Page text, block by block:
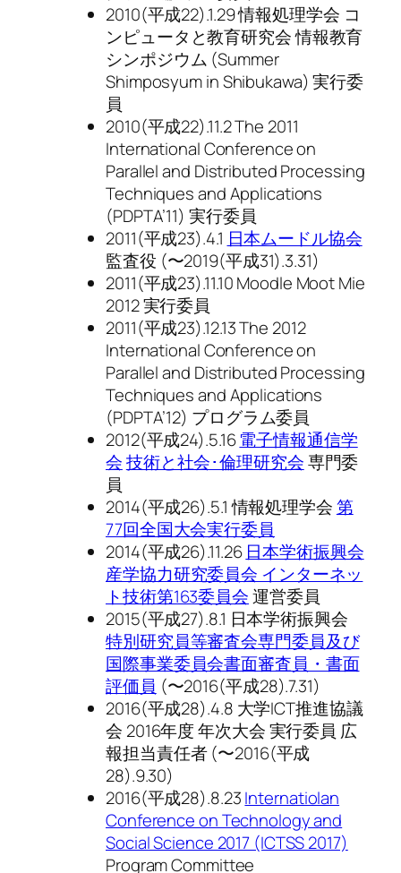
2010(平成22).1.29 情報処理学会 コ
ンピュータと教育研究会 情報教育
シンポジウム (Summer
Shimposyum in Shibukawa) 実行委
員
2010(平成22).11.2 The 2011
International Conference on
Parallel and Distributed Processing
Techniques and Applications
(PDPTA’11) 実行委員
2011(平成23).4.1 日本ムードル協会
監査役 (〜2019(平成31).3.31)
2011(平成23).11.10 Moodle Moot Mie
2012 実行委員
2011(平成23).12.13 The 2012
International Conference on
Parallel and Distributed Processing
Techniques and Applications
(PDPTA’12) プログラム委員
2012(平成24).5.16電子情報通信学
会技術と社会･倫理研究会専門委
員
2014(平成26).5.1 情報処理学会第
77回全国大会実行委員
2014(平成26).11.26 日本学術振興会
産学協力研究委員会 インターネッ
ト技術第163委員会運営委員
2015(平成27).8.1 日本学術振興会
特別研究員等審査会専門委員及び
国際事業委員会書面審査員・書面
評価員 (〜2016(平成28).7.31)
2016(平成28).4.8 大学ICT推進協議
会 2016年度 年次大会 実行委員 広
報担当責任者 (〜2016(平成
28).9.30)
2016(平成28).8.23Internatiolan
Conference on Technology and
Social Science 2017 (ICTSS 2017)
Program Committee